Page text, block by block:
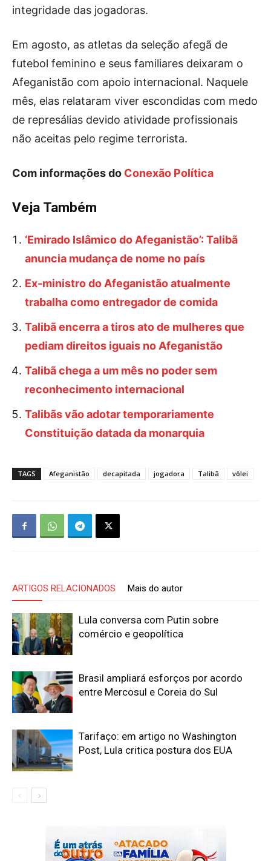
integridade das jogadoras.
Em agosto, as atletas da seleção afegã de
futebol feminino e seus familiares deixaram o
Afeganistão com apoio internacional. Naquele
mês, elas relataram viver escondidas com medo
de represálias devido atividade profissionais
não aceitas pelo regime terrorista.
Com informações do Conexão Política
Veja Também
‘Emirado Islâmico do Afeganistão’: Talibã
anuncia mudança de nome no país
Ex-ministro do Afeganistão atualmente
trabalha como entregador de comida
Talibã encerra a tiros ato de mulheres que
pediam direitos iguais no Afeganistão
Talibã chega a um mês no poder sem
reconhecimento internacional
Talibãs vão adotar temporariamente
Constituição datada da monarquia
TAGS Afeganistão decapitada jogadora Talibã vôlei
ARTIGOS RELACIONADOS Mais do autor
Lula conversa com Putin sobre
comércio e geopolítica
Brasil ampliará esforços por acordo
entre Mercosul e Coreia do Sul
Tarifaço: em artigo no Washington
Post, Lula critica postura dos EUA